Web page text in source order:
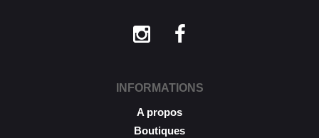
INFORMATIONS
A propos
Boutiques